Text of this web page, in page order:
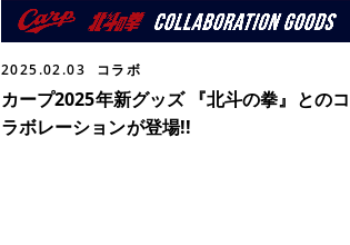
2025.02.03 コラボ
カープ2025年新グッズ 『北斗の拳』とのコ
ラボレーションが登場!!